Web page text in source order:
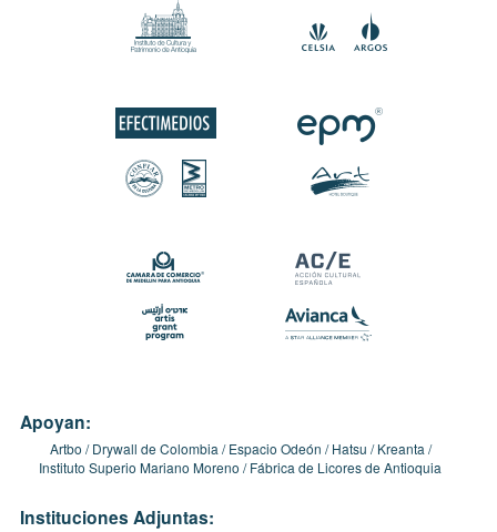
Apoyan:
Artbo Drywall de Colombia Espacio Odeón Hatsu
Kreanta
Instituto Superio Mariano Moreno
Fábrica de Licores de Antioquia
Instituciones Adjuntas: